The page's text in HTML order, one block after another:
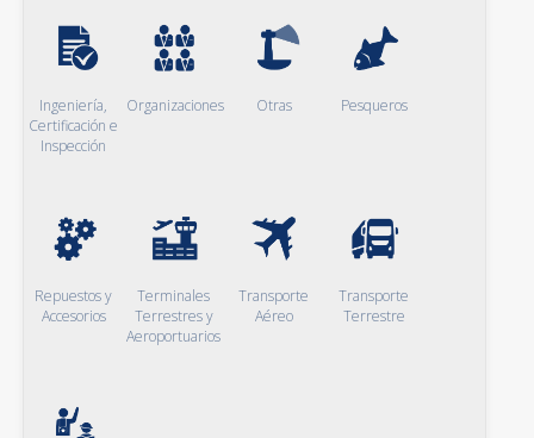
Ingeniería,
Certificación e
Inspección
Organizaciones Otras Pesqueros
Repuestos y
Accesorios
Terminales
Terrestres y
Aeroportuarios
Transporte
Aéreo
Transporte
Terrestre